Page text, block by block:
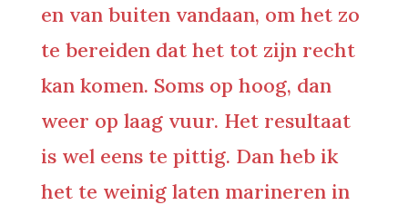
en van buiten vandaan, om het zo
te bereiden dat het tot zijn recht
kan komen. Soms op hoog, dan
weer op laag vuur. Het resultaat
is wel eens te pittig. Dan heb ik
het te weinig laten marineren in